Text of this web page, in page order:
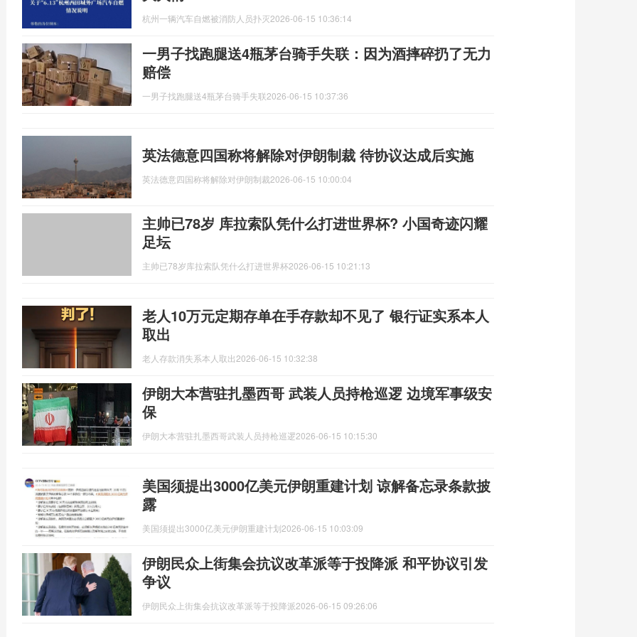
杭州一辆汽车自燃被消防人员扑灭2026-06-15 10:36:14
一男子找跑腿送4瓶茅台骑手失联：因为酒摔碎扔了无力
赔偿
一男子找跑腿送4瓶茅台骑手失联2026-06-15 10:37:36
英法德意四国称将解除对伊朗制裁 待协议达成后实施
英法德意四国称将解除对伊朗制裁2026-06-15 10:00:04
主帅已78岁 库拉索队凭什么打进世界杯? 小国奇迹闪耀
足坛
主帅已78岁库拉索队凭什么打进世界杯2026-06-15 10:21:13
老人10万元定期存单在手存款却不见了 银行证实系本人
取出
老人存款消失系本人取出2026-06-15 10:32:38
伊朗大本营驻扎墨西哥 武装人员持枪巡逻 边境军事级安
保
伊朗大本营驻扎墨西哥武装人员持枪巡逻2026-06-15 10:15:30
美国须提出3000亿美元伊朗重建计划 谅解备忘录条款披
露
美国须提出3000亿美元伊朗重建计划2026-06-15 10:03:09
伊朗民众上街集会抗议改革派等于投降派 和平协议引发
争议
伊朗民众上街集会抗议改革派等于投降派2026-06-15 09:26:06